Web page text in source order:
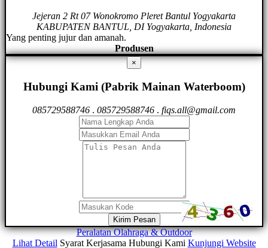
Jejeran 2 Rt 07 Wonokromo Pleret Bantul Yogyakarta
KABUPATEN BANTUL, DI Yogyakarta, Indonesia
Yang penting jujur dan amanah.
Produsen
×
Hubungi Kami (Pabrik Mainan Waterboom)
085729588746 . 085729588746 . fiqs.all@gmail.com
Kirim Pesan
Peralatan Olahraga & Outdoor
Lihat Detail Syarat Kerjasama Hubungi Kami Kunjungi Website